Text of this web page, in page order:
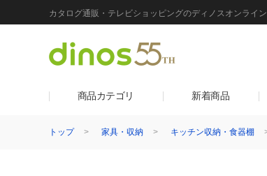
カタログ通販・テレビショッピングのディノスオンライ
商品カテゴリ 新着商品
トップ 家具・収納 キッチン収納・食器棚